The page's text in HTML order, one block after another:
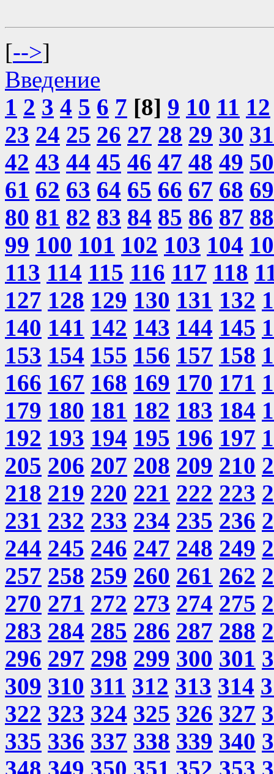
[-->]
Введение
1 2 3 4 5 6 7 [8] 9 10 11 12
23 24 25 26 27 28 29 30 31
42 43 44 45 46 47 48 49 50
61 62 63 64 65 66 67 68 69
80 81 82 83 84 85 86 87 88
99 100 101 102 103 104
113 114 115 116 117 118
127 128 129 130 131 132
140 141 142 143 144 145
153 154 155 156 157 158
166 167 168 169 170 171
179 180 181 182 183 184
192 193 194 195 196 197
205 206 207 208 209 210
218 219 220 221 222 223
231 232 233 234 235 236
244 245 246 247 248 249
257 258 259 260 261 262
270 271 272 273 274 275
283 284 285 286 287 288
296 297 298 299 300 301
309 310 311 312 313 314
322 323 324 325 326 327
335 336 337 338 339 340